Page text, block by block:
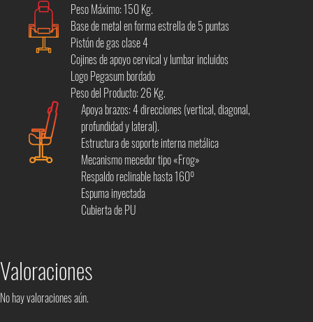
Peso Máximo: 150 Kg.
Base de metal en forma estrella de 5 puntas
Pistón de gas clase 4
Cojines de apoyo cervical y lumbar incluidos
Logo Pegasum bordado
Peso del Producto: 26 Kg.
Apoya brazos: 4 direcciones (vertical, diagonal,
profundidad y lateral).
Estructura de soporte interna metálica
Mecanismo mecedor tipo «Frog»
Respaldo reclinable hasta 160º
Espuma inyectada
Cubierta de PU
Valoraciones
No hay valoraciones aún.